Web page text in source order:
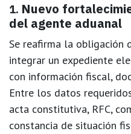
1. Nuevo
del agente aduanal
Se reafirma la obligación
integrar un expediente
con información fiscal,
Entre los datos
acta constitutiva, RFC,
constancia de situación